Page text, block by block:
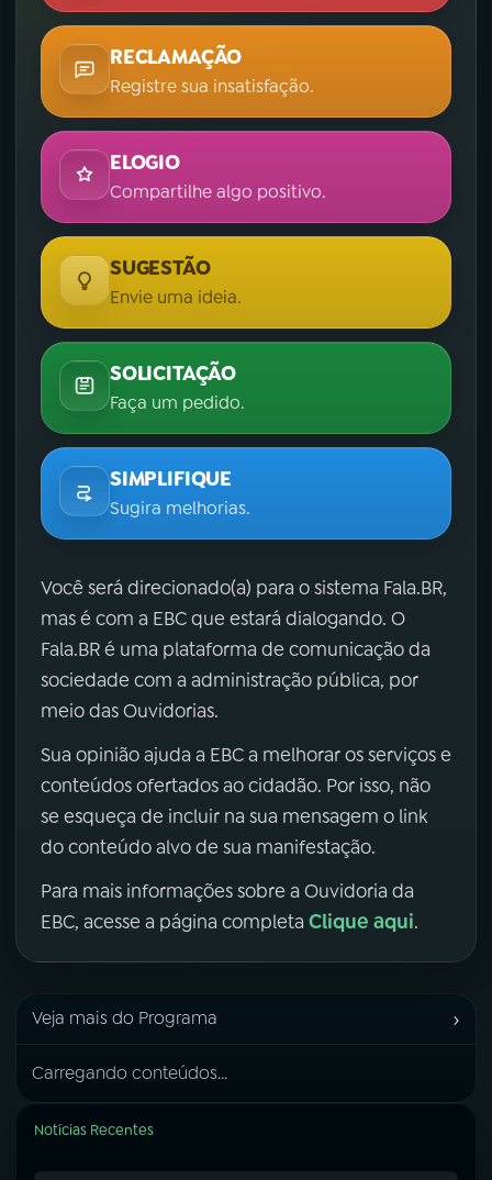
RECLAMAÇÃO
Registre sua insatisfação.
ELOGIO
Compartilhe algo positivo.
SUGESTÃO
Envie uma ideia.
SOLICITAÇÃO
Faça um pedido.
SIMPLIFIQUE
Sugira melhorias.
Você será direcionado(a) para o sistema Fala.BR,
mas é com a EBC que estará dialogando. O
Fala.BR é uma plataforma de comunicação da
sociedade com a administração pública, por
meio das Ouvidorias.
Sua opinião ajuda a EBC a melhorar os serviços e
conteúdos ofertados ao cidadão. Por isso, não
se esqueça de incluir na sua mensagem o link
do conteúdo alvo de sua manifestação.
Para mais informações sobre a Ouvidoria da
EBC, acesse a página completa Clique aqui.
Veja mais do Programa ›
Carregando conteúdos...
Notícias Recentes